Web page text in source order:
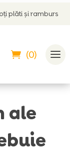
(0)
ale